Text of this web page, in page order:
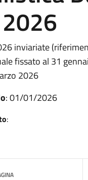
inviariate
fissato al 31
2026
: 01/01/2026
: